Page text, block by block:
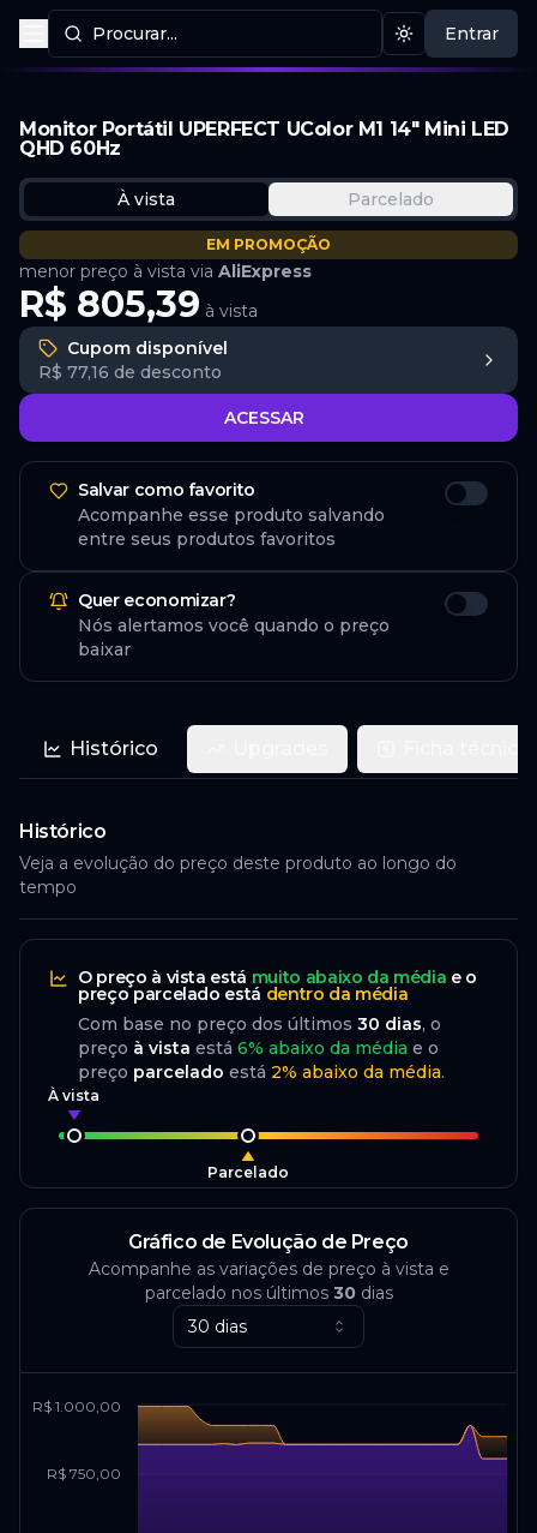
Procurar...
Procurar produtos Mudar tema
Entrar
Monitor Portátil UPERFECT UColor M1 14" Mini LED
QHD 60Hz
À vista Parcelado
EM PROMOÇÃO
menor preço à vista via AliExpress
R$ 805,39 à vista
Cupom disponível
R$ 77,16 de desconto
ACESSAR
Salvar como favorito
Acompanhe esse produto salvando
entre seus produtos favoritos
Quer economizar?
Nós alertamos você quando o preço
baixar
Histórico
Histórico
Veja a evolução do preço deste produto ao longo do
tempo
O preço à vista está muito abaixo da média e o
preço parcelado está dentro da média
Com base no preço dos últimos 30 dias, o
preço à vista está 6% abaixo da média e o
preço parcelado está 2% abaixo da média.
À vista
Parcelado
Gráfico de Evolução de Preço
Acompanhe as variações de preço à vista e
parcelado nos últimos 30dias
30 dias
R$ 750,00
R$ 1.000,00